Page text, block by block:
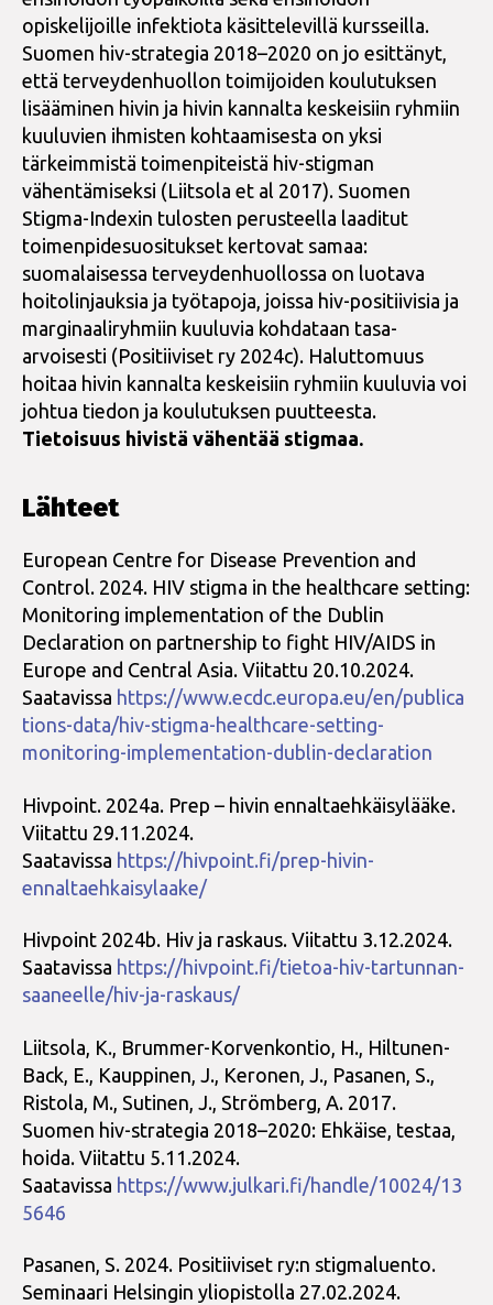
opiskelijoille infektiota käsittelevillä kursseilla.
Suomen hiv-strategia 2018–2020 on jo esittänyt,
että terveydenhuollon toimijoiden koulutuksen
lisääminen hivin ja hivin kannalta keskeisiin ryhmiin
kuuluvien ihmisten kohtaamisesta on yksi
tärkeimmistä toimenpiteistä hiv-stigman
vähentämiseksi (Liitsola et al 2017). Suomen
Stigma-Indexin tulosten perusteella laaditut
toimenpidesuositukset kertovat samaa:
suomalaisessa terveydenhuollossa on luotava
hoitolinjauksia ja työtapoja, joissa hiv-positiivisia ja
marginaaliryhmiin kuuluvia kohdataan tasa-
arvoisesti (Positiiviset ry 2024c). Haluttomuus
hoitaa hivin kannalta keskeisiin ryhmiin kuuluvia voi
johtua tiedon ja koulutuksen puutteesta.
Tietoisuus hivistä vähentää stigmaa.
Lähteet
European Centre for Disease Prevention and
Control. 2024. HIV stigma in the healthcare setting:
Monitoring implementation of the Dublin
Declaration on partnership to fight HIV/AIDS in
Europe and Central Asia. Viitattu 20.10.2024.
Saatavissa https://www.ecdc.europa.eu/en/publica
tions-data/hiv-stigma-healthcare-setting-
monitoring-implementation-dublin-declaration
Hivpoint. 2024a. Prep – hivin ennaltaehkäisylääke.
Viitattu 29.11.2024.
Saatavissa https://hivpoint.fi/prep-hivin-
ennaltaehkaisylaake/
Hivpoint 2024b. Hiv ja raskaus. Viitattu 3.12.2024.
Saatavissa https://hivpoint.fi/tietoa-hiv-tartunnan-
saaneelle/hiv-ja-raskaus/
Liitsola, K., Brummer-Korvenkontio, H., Hiltunen-
Back, E., Kauppinen, J., Keronen, J., Pasanen, S.,
Ristola, M., Sutinen, J., Strömberg, A. 2017.
Suomen hiv-strategia 2018–2020: Ehkäise, testaa,
hoida. Viitattu 5.11.2024.
Saatavissa https://www.julkari.fi/handle/10024/13
5646
Pasanen, S. 2024. Positiiviset ry:n stigmaluento.
Seminaari Helsingin yliopistolla 27.02.2024.